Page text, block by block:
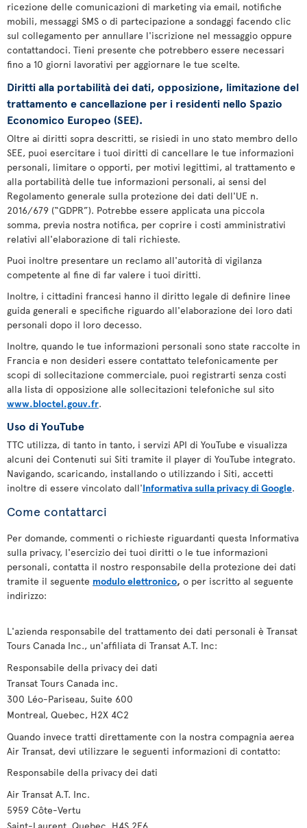
ricezione delle comunicazioni di marketing via email, notifiche
mobili, messaggi SMS o di partecipazione a sondaggi facendo clic
sul collegamento per annullare l'iscrizione nel messaggio oppure
contattandoci. Tieni presente che potrebbero essere necessari
fino a 10 giorni lavorativi per aggiornare le tue scelte.
Diritti alla portabilità dei dati, opposizione, limitazione del
trattamento e cancellazione per i residenti nello Spazio
Economico Europeo (SEE).
Oltre ai diritti sopra descritti, se risiedi in uno stato membro dello
SEE, puoi esercitare i tuoi diritti di cancellare le tue informazioni
personali, limitare o opporti, per motivi legittimi, al trattamento e
alla portabilità delle tue informazioni personali, ai sensi del
Regolamento generale sulla protezione dei dati dell'UE n.
2016/679 (“GDPR”). Potrebbe essere applicata una piccola
somma, previa nostra notifica, per coprire i costi amministrativi
relativi all'elaborazione di tali richieste.
Puoi inoltre presentare un reclamo all'autorità di vigilanza
competente al fine di far valere i tuoi diritti.
Inoltre, i cittadini francesi hanno il diritto legale di definire linee
guida generali e specifiche riguardo all'elaborazione dei loro dati
personali dopo il loro decesso.
Inoltre, quando le tue informazioni personali sono state raccolte in
Francia e non desideri essere contattato telefonicamente per
scopi di sollecitazione commerciale, puoi registrarti senza costi
alla lista di opposizione alle sollecitazioni telefoniche sul sito
www.bloctel.gouv.fr.
Uso di YouTube
TTC utilizza, di tanto in tanto, i servizi API di YouTube e visualizza
alcuni dei Contenuti sui Siti tramite il player di YouTube integrato.
Navigando, scaricando, installando o utilizzando i Siti, accetti
inoltre di essere vincolato dall'Informativa sulla privacy di Google.
Come contattarci
Per domande, commenti o richieste riguardanti questa Informativa
sulla privacy, l'esercizio dei tuoi diritti o le tue informazioni
personali, contatta il nostro responsabile della protezione dei dati
tramite il seguente modulo elettronico, o per iscritto al seguente
indirizzo:
L'azienda responsabile del trattamento dei dati personali è Transat
Tours Canada Inc., un'affiliata di Transat A.T. Inc:
Responsabile della privacy dei dati
Transat Tours Canada inc.
300 Léo-Pariseau, Suite 600
Montreal, Quebec, H2X 4C2
Quando invece tratti direttamente con la nostra compagnia aerea
Air Transat, devi utilizzare le seguenti informazioni di contatto:
Responsabile della privacy dei dati
Air Transat A.T. Inc.
5959 Côte-Vertu